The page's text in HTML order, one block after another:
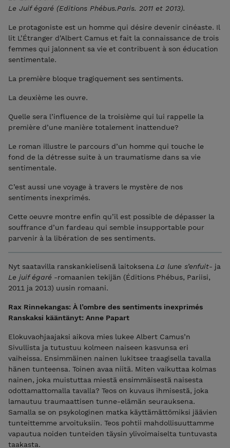
Le Juif égaré (Editions Phébus.Paris. 2011 et 2013).
Le protagoniste est un homme qui désire devenir cinéaste. Il
lit L’Étranger d’Albert Camus et fait la connaissance de trois
femmes qui jalonnent sa vie et contribuent à son éducation
sentimentale.
La première bloque tragiquement ses sentiments.
La deuxième les ouvre.
Quelle sera l’influence de la troisième qui lui rappelle la
première d’une manière totalement inattendue?
Le roman illustre le parcours d’un homme qui touche le
fond de la détresse suite à un traumatisme dans sa vie
sentimentale.
C’est aussi une voyage à travers le mystère de nos
sentiments inexprimés.
Cette oeuvre montre enfin qu’il est possible de dépasser la
souffrance d’un fardeau qui semble insupportable pour
parvenir à la libération de ses sentiments.
Nyt saatavilla ranskankielisenä laitoksena La lune s’enfuit- ja
Le juif égaré -romaanien tekijän (Éditions Phébus, Pariisi,
2011 ja 2013) uusin romaani.
Rax Rinnekangas: À l’ombre des sentiments inexprimés
Ranskaksi kääntänyt: Anne Papart
Elokuvaohjaajaksi aikova mies lukee Albert Camus’n
Sivullista ja tutustuu kolmeen naiseen kasvunsa eri
vaiheissa. Ensimmäinen nainen lukitsee traagisella tavalla
hänen tunteensa. Toinen avaa niitä. Miten vaikuttaa kolmas
nainen, joka muistuttaa miestä ensimmäisestä naisesta
odottamattomalla tavalla? Teos on kuvaus ihmisestä, joka
lamautuu traumaattisen tunne-elämän seurauksena.
Samalla se on psykologinen matka käyttämättömiksi jäävien
tunteittemme arvoituksiin. Teos pohtii mahdollisuuttamme
vapautua noiden tunteiden täysin ylivoimaiselta tuntuvasta
taakasta.